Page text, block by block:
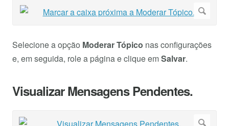
Selecione a opção Moderar Tópico nas configurações
e, em seguida, role a página e clique emSalvar.
Visualizar Mensagens Pendentes.